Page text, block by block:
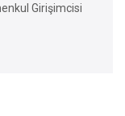
Girişimcisi